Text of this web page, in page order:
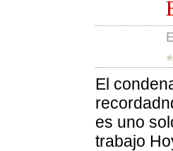
El
es uno
trabajo